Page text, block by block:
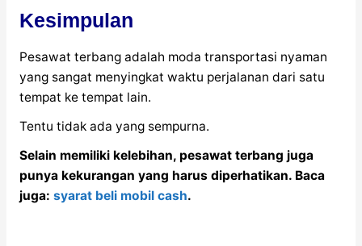
Kesimpulan
Pesawat terbang adalah moda transportasi nyaman
yang sangat menyingkat waktu perjalanan dari satu
tempat ke tempat lain.
Tentu tidak ada yang sempurna.
Selain memiliki kelebihan, pesawat terbang juga
punya kekurangan yang harus diperhatikan. Baca
juga: syarat beli mobil cash.